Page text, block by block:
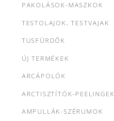
PAKOLÁSOK-MASZKOK
TESTOLAJOK, TESTVAJAK
TUSFÜRDŐK
ÚJ TERMÉKEK
ARCÁPOLÓK
ARCTISZTÍTÓK-PEELINGEK
AMPULLÁK-SZÉRUMOK